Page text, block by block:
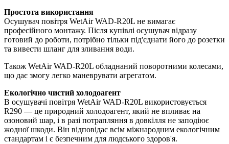
Простота використання
Осушувач повітря WetAir WAD-R20L не вимагає
професійного монтажу. Після купівлі осушувач відразу
готовий до роботи, потрібно тільки під'єднати його до розетки
та вивести шланг для зливання води.
Також WetAir WAD-R20L обладнаний поворотними колесами,
що дає змогу легко маневрувати агрегатом.
Екологічно чистий холодоагент
В осушувачі повітря WetAir WAD-R20L використовується
R290 — це природний холодоагент, який не впливає на
озоновий шар, і в разі потрапляння в довкілля не заподіює
жодної шкоди. Він відповідає всім міжнародним екологічним
стандартам і є безпечним для людського здоров'я.